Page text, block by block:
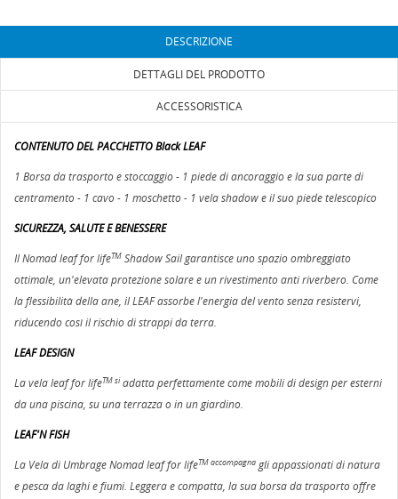
DESCRIZIONE
DETTAGLI DEL PRODOTTO
ACCESSORISTICA
CONTENUTO DEL PACCHETTO Black LEAF
1 Borsa da trasporto e stoccaggio - 1 piede di ancoraggio e la sua parte di
centramento - 1 cavo - 1 moschetto - 1 vela shadow e il suo piede telescopico
SICUREZZA, SALUTE E BENESSERE
Il Nomad leaf for lifeTM Shadow Sail garantisce uno spazio ombreggiato
ottimale, un'elevata protezione solare e un rivestimento anti riverbero. Come
la flessibilità della ane, il LEAF assorbe l'energia del vento senza resistervi,
riducendo così il rischio di strappi da terra.
LEAF DESIGN
La vela leaf for lifeTM siadatta perfettamente come mobili di design per esterni
da una piscina, su una terrazza o in un giardino.
LEAF'N FISH
La Vela di Umbrage Nomad leaf for lifeTM accompagna gli appassionati di natura
e pesca da laghi e fiumi. Leggera e compatta, la sua borsa da trasporto offre